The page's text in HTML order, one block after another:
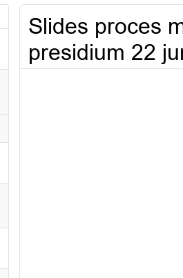
Slides proces
presidium 22